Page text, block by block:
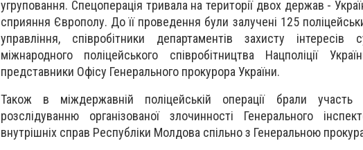
угруповання. Спецоперація тривала на території двох держав -
сприяння Європолу. До її проведення були залучені 125
управління, співробітники департаментів захисту
міжнародного поліцейського співробітництва Нацполіції
представники Офісу Генерального прокурора України.
Також в міждержавній поліцейській операції брали участь
розслідуванню організованої злочинності Генерального
внутрішніх справ Республіки Молдова спільно з Генеральною